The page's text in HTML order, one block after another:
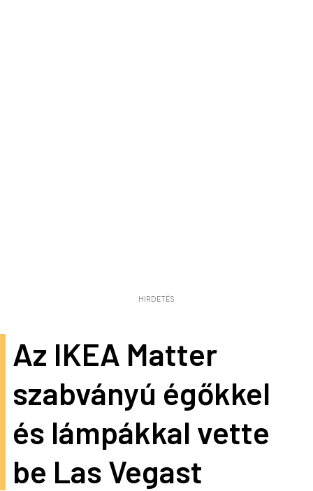
HIRDETÉS
Az IKEA Matter
szabványú égőkkel
és lámpákkal vette
be Las Vegast